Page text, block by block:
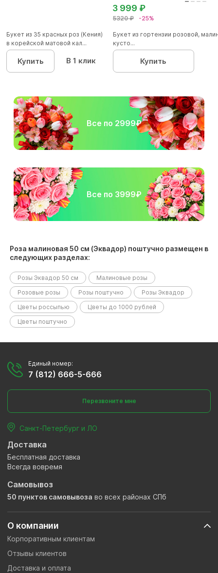
Букет из 35 красных роз (Кения)
в корейской матовой кал...
Купить В 1 клик
5320 ₽ -25%
3 999 ₽
Букет из гортензии розовой,
кусто...
Купить
Все по 2999₽
Все по 3999₽
Роза малиновая 50 см (Эквадор) поштучно размещен в
следующих разделах:
Розы Эквадор 50 см
Малиновые розы
Розовые розы
Розы поштучно
Розы Эквадор
Цветы россыпью
Цветы до 1000 рублей
Цветы поштучно
О компании
Корпоративным клиентам
Отзывы клиентов
Доставка и оплата
Единый номер:
7 (812) 666-5-666
Перезвоните мне
Санкт-Петербург и ЛО
Доставка
Бесплатная доставка
Всегда вовремя
Самовывоз
50 пунктов самовывоза во всех районах СПб